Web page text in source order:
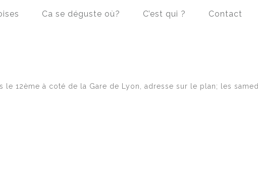
Ca se déguste où? C’est qui ? Contact
le 12ème à coté de la Gare de Lyon, adresse sur le plan; les